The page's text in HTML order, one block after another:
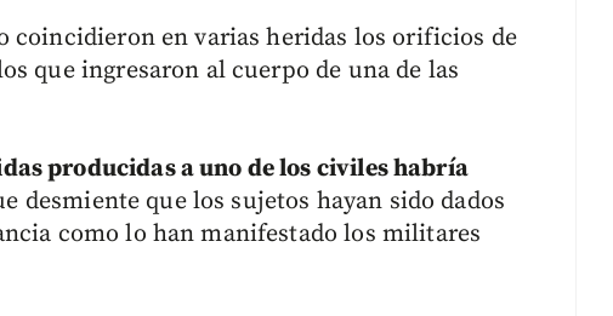
en varias heridas los orificios de
que ingresaron al cuerpo de una de las
producidas a uno de los civiles habría
desmiente que los sujetos hayan sido dados
como lo han manifestado los militares